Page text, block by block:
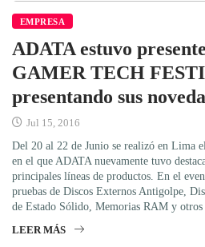
EMPRESA
ADATA estuvo
GAMER TECH
presentando sus
Jul 15, 2016
Del 20 al 22 de Junio se realizó en Lima
en el que ADATA nuevamente tuvo
principales líneas de productos. En el
pruebas de Discos Externos Antigolpe,
de Estado Sólido, Memorias RAM y
LEER MÁS